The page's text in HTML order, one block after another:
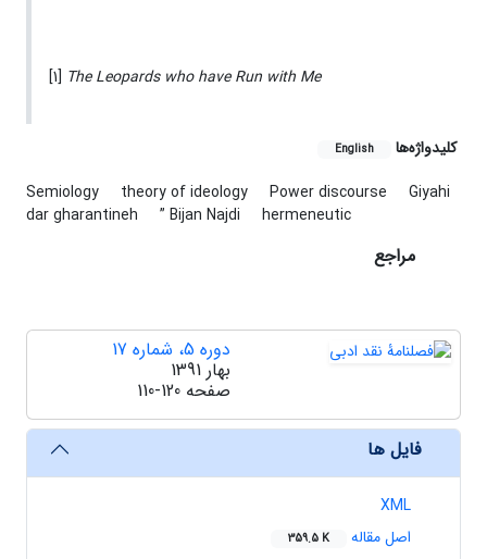
[1] The Leopards who have Run with Me
کلیدواژه‌ها English
Semiology theory of ideology Power discourse
Giyahi
dar gharantineh
” Bijan Najdi hermeneutic
مراجع
دوره 5، شماره 17
بهار 1391
صفحه 110-120
فایل ها
XML
اصل مقاله
359.5 K